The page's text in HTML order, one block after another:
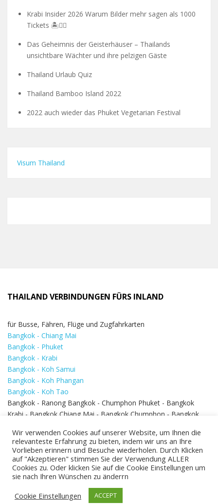
Krabi Insider 2026 Warum Bilder mehr sagen als 1000
Tickets 🏝️🧗‍♂️
Das Geheimnis der Geisterhäuser – Thailands
unsichtbare Wächter und ihre pelzigen Gäste
Thailand Urlaub Quiz
Thailand Bamboo Island 2022
2022 auch wieder das Phuket Vegetarian Festival
Visum Thailand
THAILAND VERBINDUNGEN FÜRS INLAND
für Busse, Fähren, Flüge und Zugfahrkarten
Bangkok - Chiang Mai
Bangkok - Phuket
Bangkok - Krabi
Bangkok - Koh Samui
Bangkok - Koh Phangan
Bangkok - Koh Tao
Bangkok - Ranong Bangkok - Chumphon Phuket - Bangkok
Krabi - Bangkok Chiang Mai - Bangkok Chumphon - Bangkok
Bangkok - Hua Hin
Wir verwenden Cookies auf unserer Website, um Ihnen die
relevanteste Erfahrung zu bieten, indem wir uns an Ihre
Vorlieben erinnern und Besuche wiederholen. Durch Klicken
auf "Akzeptieren" stimmen Sie der Verwendung ALLER
Cookies zu. Oder klicken Sie auf die Cookie Einstellungen um
sie nach Ihren Wünschen zu änderrn
Cookie Einstellungen
ACCEPT